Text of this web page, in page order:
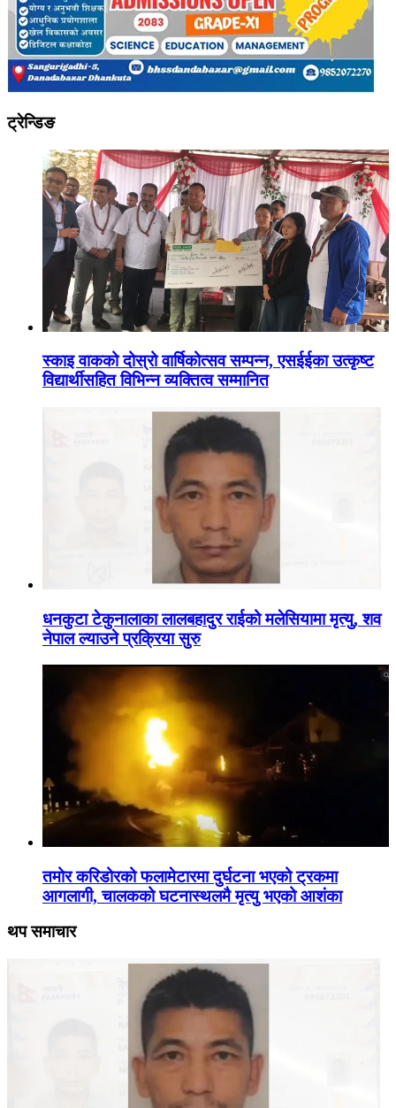
ट्रेन्डिङ
स्काइ वाकको दोस्रो वार्षिकोत्सव सम्पन्न, एसईईका उत्कृष्ट
विद्यार्थीसहित विभिन्न व्यक्तित्व सम्मानित
धनकुटा टेकुनालाका लालबहादुर राईको मलेसियामा मृत्यु, शव
नेपाल ल्याउने प्रक्रिया सुरु
तमोर करिडोरको फलामेटारमा दुर्घटना भएको ट्रकमा
आगलागी, चालकको घटनास्थलमै मृत्यु भएको आशंका
थप समाचार